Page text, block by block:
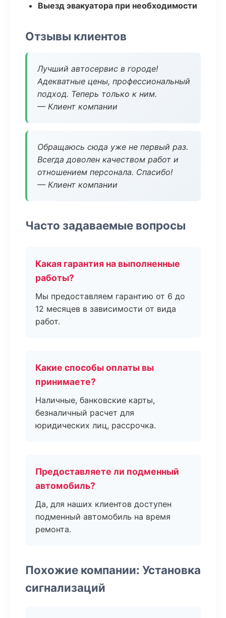
Выезд эвакуатора при необходимости
Отзывы клиентов
Лучший автосервис в городе!
Адекватные цены, профессиональный
подход. Теперь только к ним.
— Клиент компании
Обращаюсь сюда уже не первый раз.
Всегда доволен качеством работ и
отношением персонала. Спасибо!
— Клиент компании
Часто задаваемые вопросы
Какая гарантия на выполненные
работы?
Мы предоставляем гарантию от 6 до
12 месяцев в зависимости от вида
работ.
Какие способы оплаты вы
принимаете?
Наличные, банковские карты,
безналичный расчет для
юридических лиц, рассрочка.
Предоставляете ли подменный
автомобиль?
Да, для наших клиентов доступен
подменный автомобиль на время
ремонта.
Похожие компании: Установка
сигнализаций